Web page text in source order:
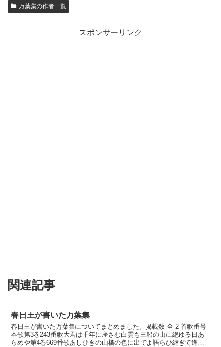
万葉集の作者一覧
スポンサーリンク
関連記事
春日王が書いた万葉集
春日王が書いた万葉集についてまとめました。掲載数 全 2 首歌番号
本歌第3巻243番歌大君は千年に座さむ白雲も三船の山に絶ゆる日あ
らめや第4巻669番歌あしひきの山橘の色に出でよ語らひ継ぎて逢ふ